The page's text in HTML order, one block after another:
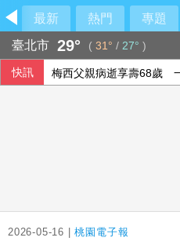
最新 熱門 專題
臺北市 29° ( 31° / 27° )
快訊 梅西父親病逝享壽68歲
2026-05-16 |桃園電子報